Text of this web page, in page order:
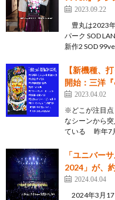
2023.09.22
豊丸は2023
パーク SOD
新作2 SOD
【新機種、
開始：三洋
2023.04.02
※どこが注目点
なシーンから
ている 昨年7
「ユニバー
2024」が、
2024.04.04
2024年3月17